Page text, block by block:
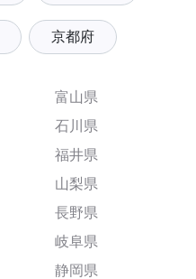
京都府
富山県
石川県
福井県
山梨県
長野県
岐阜県
静岡県